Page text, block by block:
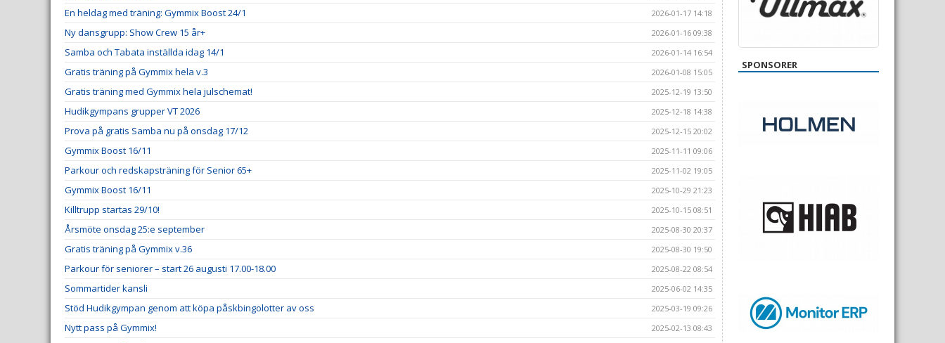
En heldag med träning: Gymmix Boost 24/1 2026-01-17 14:18
Ny dansgrupp: Show Crew 15 år+ 2026-01-16 09:38
Samba och Tabata inställda idag 14/1 2026-01-14 16:54
Gratis träning på Gymmix hela v.3 2026-01-08 15:05
Gratis träning med Gymmix hela julschemat! 2025-12-19 13:50
Hudikgympans grupper VT 2026 2025-12-18 14:38
Prova på gratis Samba nu på onsdag 17/12 2025-12-15 20:02
Gymmix Boost 16/11 2025-11-11 09:06
Parkour och redskapsträning för Senior 65+ 2025-11-02 19:05
Gymmix Boost 16/11 2025-10-29 21:23
Killtrupp startas 29/10! 2025-10-15 08:51
Årsmöte onsdag 25:e september 2025-08-30 20:37
Gratis träning på Gymmix v.36 2025-08-30 19:50
Parkour för seniorer – start 26 augusti 17.00-18.00 2025-08-22 08:54
Sommartider kansli 2025-06-02 14:35
Stöd Hudikgympan genom att köpa påskbingolotter av oss 2025-03-19 09:26
Nytt pass på Gymmix! 2025-02-13 08:43
SPONSORER